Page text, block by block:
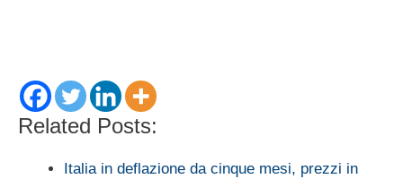
Related Posts:
Italia in deflazione da cinque mesi, prezzi in